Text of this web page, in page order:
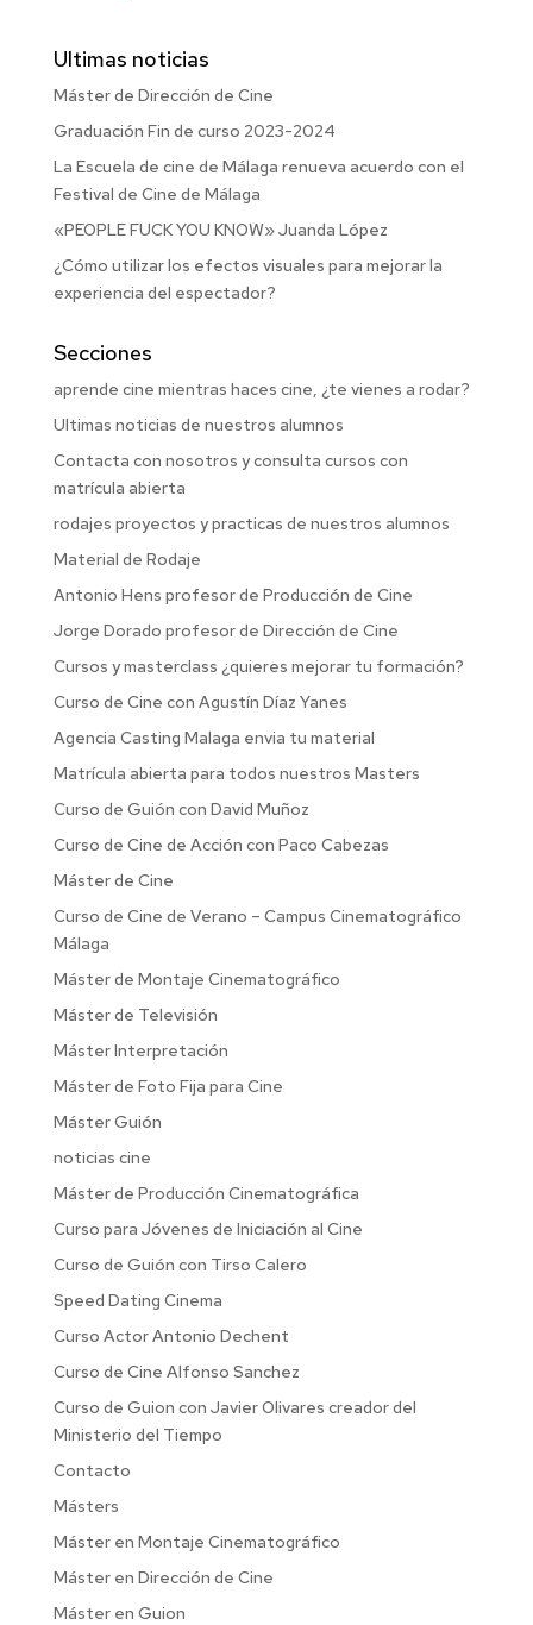
Ultimas noticias
Máster de Dirección de Cine
Graduación Fin de curso 2023-2024
La Escuela de cine de Málaga renueva acuerdo con el
Festival de Cine de Málaga
«PEOPLE FUCK YOU KNOW» Juanda López
¿Cómo utilizar los efectos visuales para mejorar la
experiencia del espectador?
Secciones
aprende cine mientras haces cine, ¿te vienes a rodar?
Ultimas noticias de nuestros alumnos
Contacta con nosotros y consulta cursos con
matrícula abierta
rodajes proyectos y practicas de nuestros alumnos
Material de Rodaje
Antonio Hens profesor de Producción de Cine
Jorge Dorado profesor de Dirección de Cine
Cursos y masterclass ¿quieres mejorar tu formación?
Curso de Cine con Agustín Díaz Yanes
Agencia Casting Malaga envia tu material
Matrícula abierta para todos nuestros Masters
Curso de Guión con David Muñoz
Curso de Cine de Acción con Paco Cabezas
Máster de Cine
Curso de Cine de Verano – Campus Cinematográfico
Málaga
Máster de Montaje Cinematográfico
Máster de Televisión
Máster Interpretación
Máster de Foto Fija para Cine
Máster Guión
noticias cine
Máster de Producción Cinematográfica
Curso para Jóvenes de Iniciación al Cine
Curso de Guión con Tirso Calero
Speed Dating Cinema
Curso Actor Antonio Dechent
Curso de Cine Alfonso Sanchez
Curso de Guion con Javier Olivares creador del
Ministerio del Tiempo
Contacto
Másters
Máster en Montaje Cinematográfico
Máster en Dirección de Cine
Máster en Guion